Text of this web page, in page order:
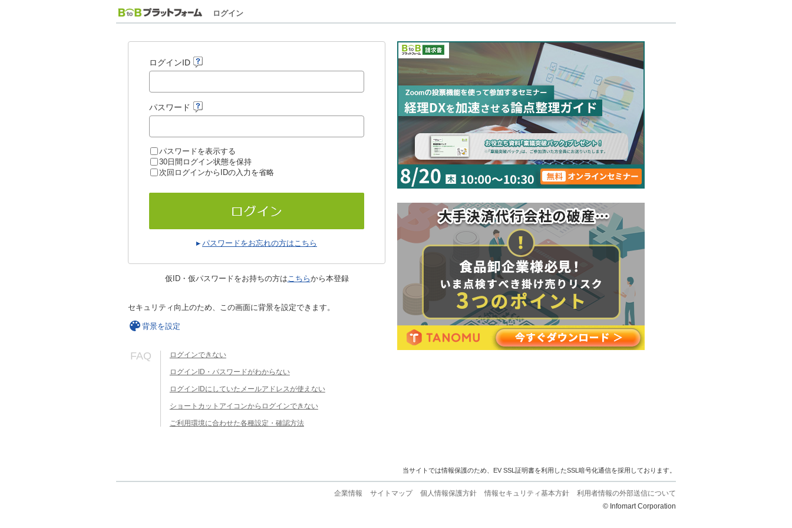
ログイン
ログインID
パスワード
パスワードを表示する
30日間ログイン状態を保持
次回ログインからIDの入力を省略
パスワードをお忘れの方はこちら
仮ID・仮パスワードをお持ちの方はこちらから本登録
セキュリティ向上のため、この画面に背景を設定できます。
背景を設定
FAQ ログインできない
ログインID・パスワードがわからない
ログインIDにしていたメールアドレスが使えない
ショートカットアイコンからログインできない
ご利用環境に合わせた各種設定・確認方法
当サイトでは情報保護のため、EV SSL証明書を利用したSSL暗号化通信を採用しております。
企業情報 サイトマップ 個人情報保護方針 情報セキュリティ基本方針
利用者情報の外部送信について
© Infomart Corporation